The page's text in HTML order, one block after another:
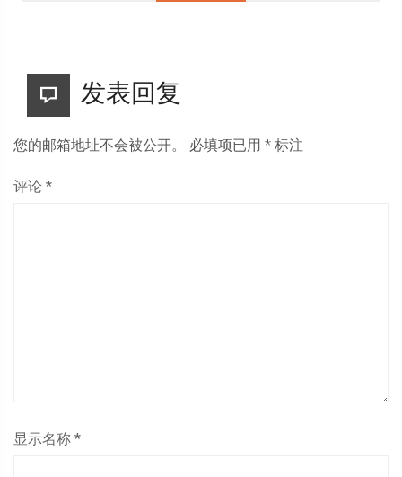
发表回复
您的邮箱地址不会被公开。 必填项已用 * 标注
评论 *
显示名称 *